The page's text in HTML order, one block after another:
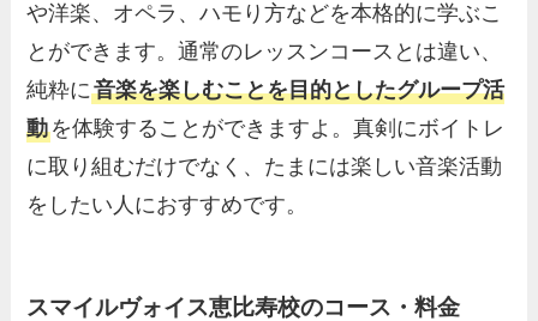
や洋楽、オペラ、ハモり方などを本格的に学ぶこ
とができます。通常のレッスンコースとは違い、
純粋に音楽を楽しむことを目的としたグループ活
動を体験することができますよ。真剣にボイトレ
に取り組むだけでなく、たまには楽しい音楽活動
をしたい人におすすめです。
スマイルヴォイス恵比寿校のコース・料金